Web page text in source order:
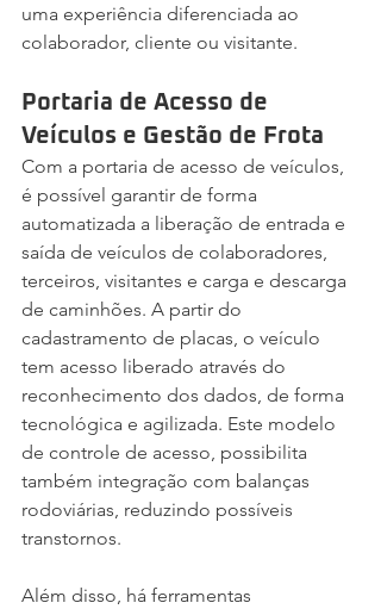
uma experiência diferenciada ao
colaborador, cliente ou visitante.
Portaria de Acesso de
Veículos e Gestão de Frota
Com a portaria de acesso de veículos,
é possível garantir de forma
automatizada a liberação de entrada e
saída de veículos de colaboradores,
terceiros, visitantes e carga e descarga
de caminhões. A partir do
cadastramento de placas, o veículo
tem acesso liberado através do
reconhecimento dos dados, de forma
tecnológica e agilizada. Este modelo
de controle de acesso, possibilita
também integração com balanças
rodoviárias, reduzindo possíveis
transtornos.
Além disso, há ferramentas